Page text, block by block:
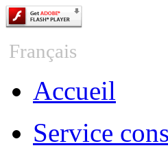
Français
Accueil
Service